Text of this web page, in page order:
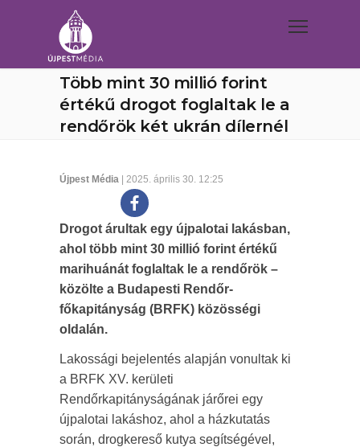
Több mint 30 millió forint
értékű drogot foglaltak le a
rendőrök két ukrán dílernél
Újpest Média | 2025. április 30. 12:25
Drogot árultak egy újpalotai lakásban,
ahol több mint 30 millió forint értékű
marihuánát foglaltak le a rendőrök –
közölte a Budapesti Rendőr-
főkapitányság (BRFK) közösségi
oldalán.
Lakossági bejelentés alapján vonultak ki
a BRFK XV. kerületi
Rendőrkapitányságának járőrei egy
újpalotai lakáshoz, ahol a házkutatás
során, drogkereső kutya segítségével,